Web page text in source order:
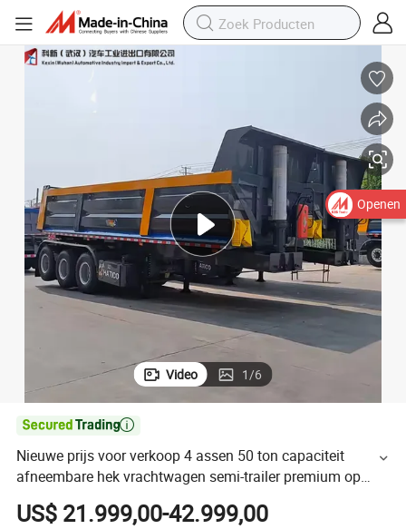
Video 1/6

Nieuwe prijs voor verkoop 4 assen 50 ton capaciteit
afneembare hek vrachtwagen semi-trailer premium op
maat gemaakte hydraulische kiepaanhanger Fuwa-as
US$ 21.999,00-42.999,00
Openen